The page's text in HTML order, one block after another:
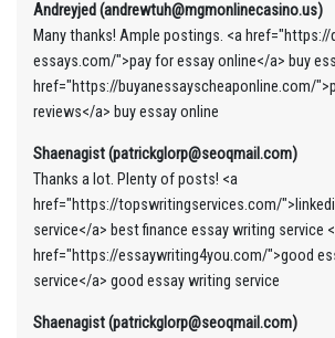
Andreyjed (andrewtuh@mgmonlinecasino.us)
Many thanks! Ample postings. <a href="https://
essays.com/">pay for essay online</a> buy
href="https://buyanessayscheaponline.com/
reviews</a> buy essay online
Shaenagist (patrickglorp@seoqmail.com)
Thanks a lot. Plenty of posts! <a
href="https://topswritingservices.com/
service</a> best finance essay writing service
href="https://essaywriting4you.com/">good
service</a> good essay writing service
Shaenagist (patrickglorp@seoqmail.com)